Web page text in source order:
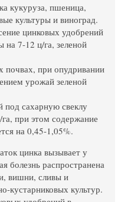
кукуруза, пшеница,
культуры и виноград.
цинковых удобрений
на 7-12 ц/га, зеленой
почвах, при опудривании
урожай зеленой
сахарную свеклу
при этом содержание
на 0,45-1,05%.
цинка вызывает у
болезнь распространена
вишни, сливы и
кустарниковых культур.